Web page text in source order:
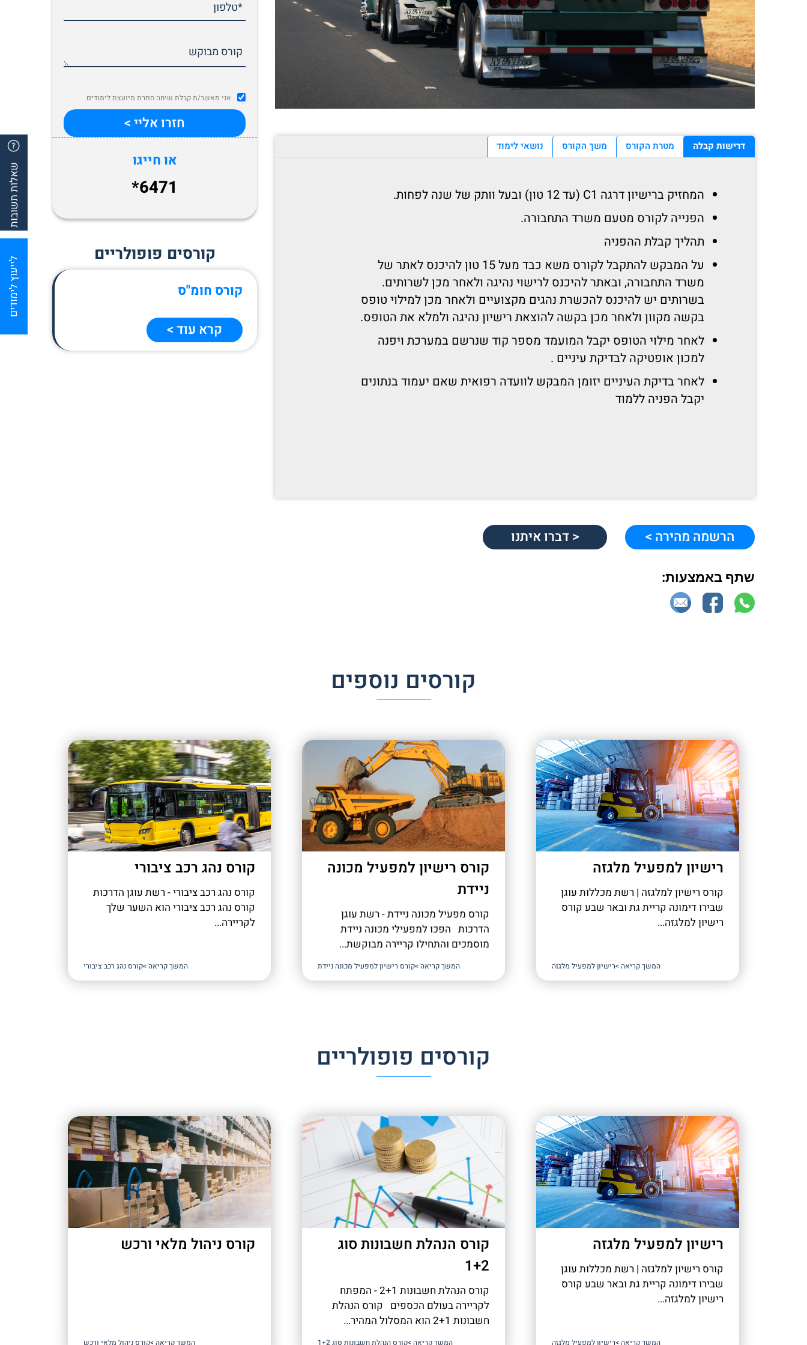
שאלות תשובות
לייעוץ לימודים
דרישות קבלה מטרת הקורס משך הקורס נושאי לימוד
המחזיק ברישיון דרגה C1 (עד 12 טון) ובעל וותק של שנה לפחות.
הפנייה לקורס מטעם משרד התחבורה.
תהליך קבלת ההפניה
על המבקש להתקבל לקורס משא כבד מעל 15 טון להיכנס לאתר של
משרד התחבורה, ובאתר להיכנס לרישוי נהיגה ולאחר מכן לשרותים.
בשרותים יש להיכנס להכשרת נהגים מקצועיים ולאחר מכן למילוי טופס
בקשה מקוון ולאחר מכן בקשה להוצאת רישיון נהיגה ולמלא את הטופס.
לאחר מילוי הטופס יקבל המועמד מספר קוד שנרשם במערכת ויפנה
למכון אופטיקה לבדיקת עיניים .
לאחר בדיקת העיניים יזומן המבקש לוועדה רפואית שאם יעמוד בנתונים
יקבל הפניה ללמוד
הרשמה מהירה > דברו איתנו >
שתף באמצעות:
אני מאשר/ת קבלת שיחה חוזרת מיועצת לימודים
או חייגו
*6471
קורסים פופולריים
קורס חומ"ס
קרא עוד >
קורסים נוספים
רישיון למפעיל מלגזה
קורס רישיון למלגזה | רשת מכללות עוגן
שבירו דימונה קריית גת ובאר שבע קורס
רישיון למלגזה...
המשך קריאה >רישיון למפעיל מלגזה
קורס רישיון למפעיל מכונה
ניידת
קורס מפעיל מכונה ניידת - רשת עוגן
הדרכות הפכו למפעילי מכונה ניידת
מוסמכים והתחילו קריירה מבוקשת...
המשך קריאה >קורס רישיון למפעיל מכונה ניידת
קורס נהג רכב ציבורי
קורס נהג רכב ציבורי - רשת עוגן הדרכות
קורס נהג רכב ציבורי הוא השער שלך
לקריירה...
המשך קריאה >קורס נהג רכב ציבורי
קורסים פופולריים
רישיון למפעיל מלגזה
קורס רישיון למלגזה | רשת מכללות עוגן
שבירו דימונה קריית גת ובאר שבע קורס
רישיון למלגזה...
המשך קריאה >רישיון למפעיל מלגזה
קורס הנהלת חשבונות סוג
1+2
קורס הנהלת חשבונות 2+1 - המפתח
לקריירה בעולם הכספים קורס הנהלת
חשבונות 2+1 הוא המסלול המהיר...
המשך קריאה >קורס הנהלת חשבונות סוג 1+2
קורס ניהול מלאי ורכש
המשך קריאה >קורס ניהול מלאי ורכש